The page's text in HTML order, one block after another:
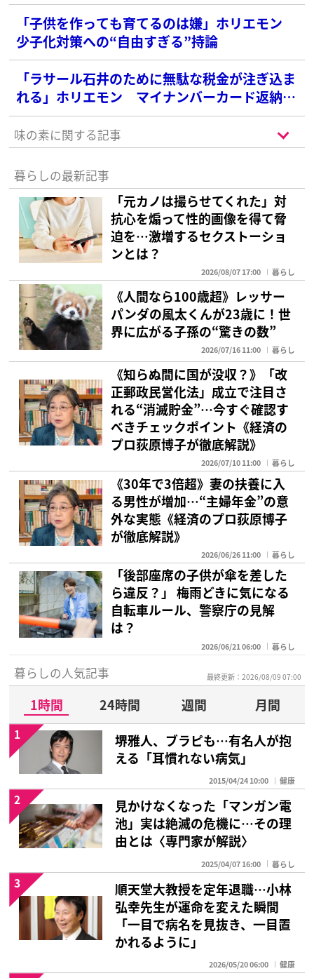
「子供を作っても育てるのは嫌」ホリエモン
少子化対策への“自由すぎる”持論
「ラサール石井のために無駄な税金が注ぎ込ま
れる」ホリエモン マイナンバーカード返納を
批判「不便になるだけ」とも
味の素に関する記事
暮らしの最新記事
「元カノは撮らせてくれた」対
抗心を煽って性的画像を得て脅
迫を…激増するセクストーショ
ンとは？
2026/08/07 17:00 暮らし
《人間なら100歳超》レッサー
パンダの風太くんが23歳に！世
界に広がる子孫の“驚きの数”
2026/07/16 11:00 暮らし
《知らぬ間に国が没収？》「改
正郵政民営化法」成立で注目さ
れる“消滅貯金”…今すぐ確認す
べきチェックポイント《経済の
プロ荻原博子が徹底解説》
2026/07/10 11:00 暮らし
《30年で3倍超》妻の扶養に入
る男性が増加…“主婦年金”の意
外な実態《経済のプロ荻原博子
が徹底解説》
2026/06/26 11:00 暮らし
「後部座席の子供が傘を差した
ら違反？」 梅雨どきに気になる
自転車ルール、警察庁の見解
は？
2026/06/21 06:00 暮らし
暮らしの人気記事 最終更新：2026/08/09 07:00
1時間 24時間 週間
月間
堺雅人、ブラピも…有名人が抱
える「耳慣れない病気」
2015/04/24 10:00 健康
1
見かけなくなった「マンガン電
池」実は絶滅の危機に…その理
由とは〈専門家が解説〉
2025/04/07 16:00 暮らし
2
順天堂大教授を定年退職…小林
弘幸先生が運命を変えた瞬間
「一目で病名を見抜き、一目置
かれるように」
2026/05/20 06:00 健康
3